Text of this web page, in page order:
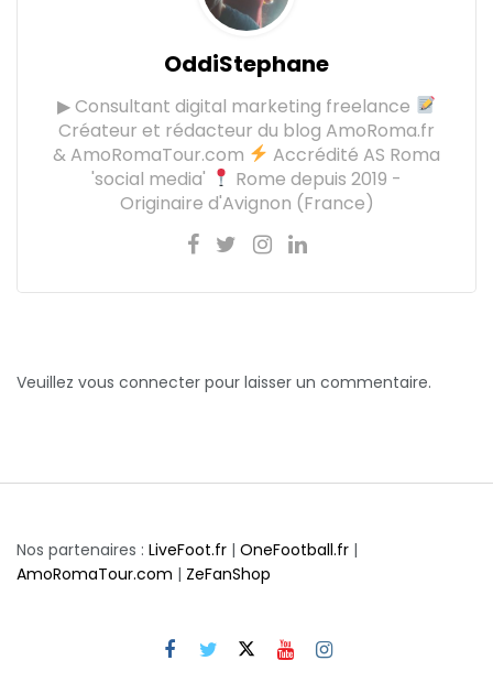
OddiStephane
▶ Consultant digital marketing freelance
Créateur et rédacteur du blog AmoRoma.fr
& AmoRomaTour.com
Accrédité AS Roma
'social media'
Rome depuis 2019 -
Originaire d'Avignon (France)
Veuillez vous connecter pour laisser un commentaire.
Nos partenaires : LiveFoot.fr | OneFootball.fr |
AmoRomaTour.com | ZeFanShop